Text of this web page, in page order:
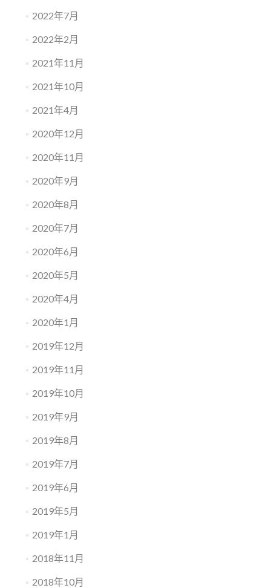
2022年7月
2022年2月
2021年11月
2021年10月
2021年4月
2020年12月
2020年11月
2020年9月
2020年8月
2020年7月
2020年6月
2020年5月
2020年4月
2020年1月
2019年12月
2019年11月
2019年10月
2019年9月
2019年8月
2019年7月
2019年6月
2019年5月
2019年1月
2018年11月
2018年10月